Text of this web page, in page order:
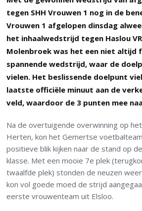
tegen SHH Vrouwen 1 nog in de
Vrouwen 1 afgelopen dinsdag
het inhaalwedstrijd tegen Haslou
Molenbroek was het een niet altijd
spannende wedstrijd, waar de
vielen. Het beslissende doelpunt
laatste officiële minuut aan de
veld, waardoor de 3 punten mee
Na de overtuigende overwinning op
Herten, kon het Gemertse
positieve blik kijken naar de stand op
klasse. Met een mooie 7e plek
twaalfde plek) stonden de neuzen
kon vol goede moed de strijd
eerste vrouwenteam uit Elsloo.